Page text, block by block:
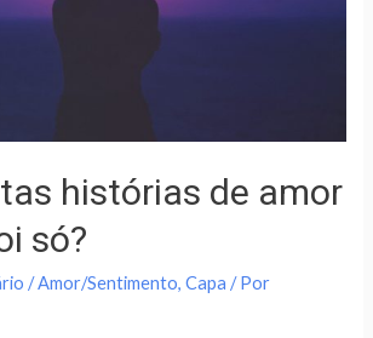
histórias de amor
só?
/Amor/Sentimento,Capa / Por